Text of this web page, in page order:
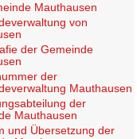
Mauthausen
von
der Gemeinde
der
Mauthausen
der
Mauthausen
und Übersetzung der